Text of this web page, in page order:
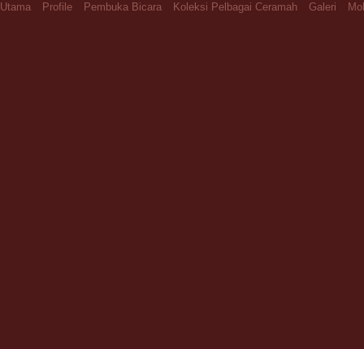
Utama Profile Pembuka Bicara Koleksi Pelbagai Ceramah Galeri